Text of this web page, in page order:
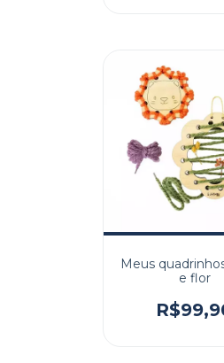
Meus
e flor